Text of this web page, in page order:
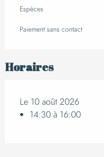
Espèces
Paiement sans contact
Horaires
Le 10 août 2026
14:30 à 16:00